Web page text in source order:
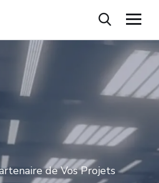
de Vos Projets